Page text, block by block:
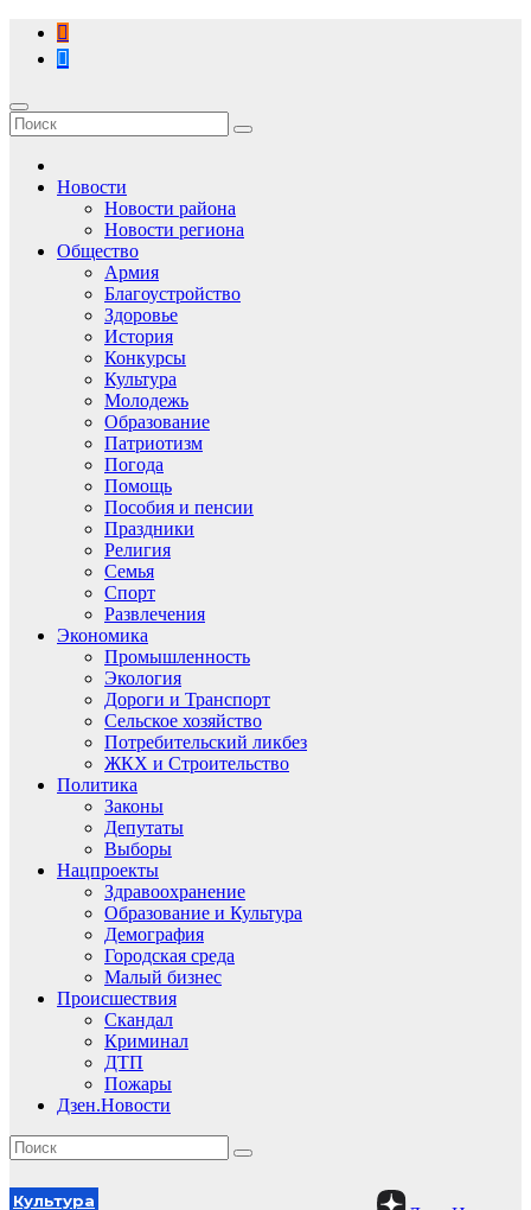
Перейти
содержимому
Новости
Новости района
Новости региона
Общество
Армия
Благоустройство
Здоровье
История
Конкурсы
Культура
Молодежь
Образование
Патриотизм
Погода
Помощь
Пособия и пенсии
Праздники
Религия
Семья
Спорт
Развлечения
Экономика
Промышленность
Экология
Дороги и Транспорт
Сельское хозяйство
Потребительский ликбез
ЖКХ и Строительство
Политика
Законы
Депутаты
Выборы
Нацпроекты
Здравоохранение
Образование и Культура
Демография
Городская среда
Малый бизнес
Происшествия
Скандал
Криминал
ДТП
Пожары
Дзен.Новости
Культура